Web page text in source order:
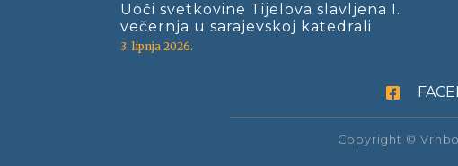
Uoči svetkovine Tijelova slavljena I.
večernja u sarajevskoj katedrali
3. lipnja 2026.
Copyright ©